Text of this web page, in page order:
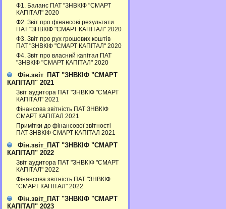
Ф1. Баланс ПАТ "ЗНВКІФ "СМАРТ
КАПІТАЛ" 2020
Ф2. Звіт про фінансові результати
ПАТ "ЗНВКІФ "СМАРТ КАПІТАЛ" 2020
Ф3. Звiт про рух грошових коштiв
ПАТ "ЗНВКІФ "СМАРТ КАПІТАЛ" 2020
Ф4. Звіт про власний капітал ПАТ
"ЗНВКІФ "СМАРТ КАПІТАЛ" 2020
Фін.звіт_ПАТ "ЗНВКІФ "СМАРТ
КАПІТАЛ" 2021
Звіт аудитора ПАТ "ЗНВКІФ "СМАРТ
КАПІТАЛ" 2021
Фінансова звітність ПАТ ЗНВКІФ
СМАРТ КАПІТАЛ 2021
Примітки до фінансової звітності
ПАТ ЗНВКІФ СМАРТ КАПІТАЛ 2021
Фін.звіт_ПАТ "ЗНВКІФ "СМАРТ
КАПІТАЛ" 2022
Звіт аудитора ПАТ "ЗНВКІФ "СМАРТ
КАПІТАЛ" 2022
Фінансова звітність ПАТ "ЗНВКІФ
"СМАРТ КАПІТАЛ" 2022
Фін.звіт_ПАТ "ЗНВКІФ "СМАРТ
КАПІТАЛ" 2023